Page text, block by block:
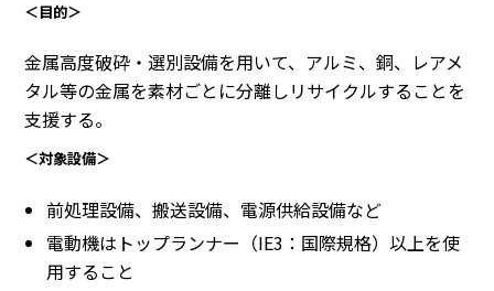
＜目的＞
金属高度破砕・選別設備を用いて、アルミ、銅、レアメ
タル等の金属を素材ごとに分離しリサイクルすることを
支援する。
＜対象設備＞
前処理設備、搬送設備、電源供給設備など
電動機はトップランナー（IE3：国際規格）以上を使
用すること